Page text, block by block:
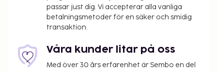
07.00 och 10.00.
Djur och assistanshundar är ej tillåtna.
för alla transaktioner.
Kontaktfri incheckning och kontaktfri
utcheckning är tillgängliga.
passar just dig. Vi accepterar alla vanliga
betalningsmetoder för en säker och smidig
transaktion.
Våra kunder litar på oss
Med över 30 års erfarenhet är Sembo en del